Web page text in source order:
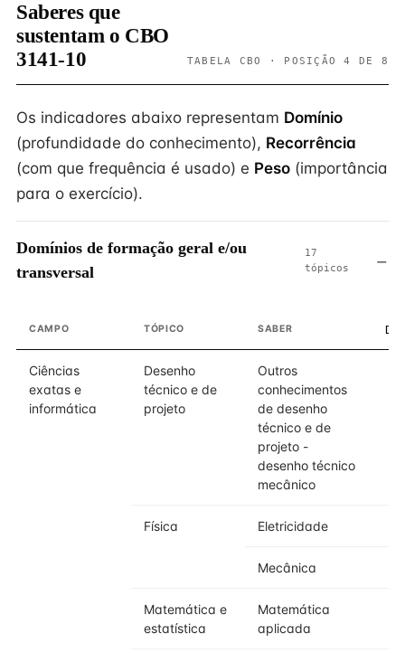
Saberes que
sustentam o CBO
3141-10
TABELA CBO · POSIÇÃO 4 DE 8
Os indicadores abaixo representam Domínio
(profundidade do conhecimento), Recorrência
(com que frequência é usado) e Peso (importância
para o exercício).
Domínios de formação geral e/ou
transversal
17
tópicos
CAMPO TÓPICO SABER
Ciências
exatas e
informática
Desenho
técnico e de
projeto
Outros
conhecimentos
de desenho
técnico e de
projeto -
desenho técnico
mecânico
Física Eletricidade
Mecânica
Matemática e
estatística
Matemática
aplicada